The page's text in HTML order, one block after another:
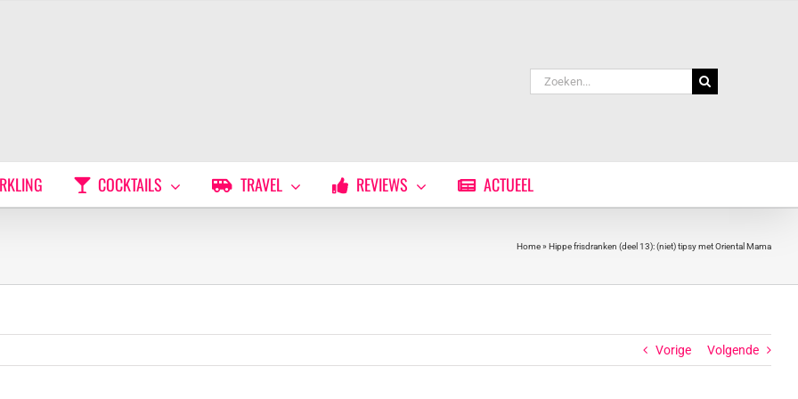
Zoeken
naar:
COCKTAILS TRAVEL REVIEWS ACTUEEL
Home» Hippe frisdranken (deel 13): (niet) tipsy met Oriental Mama
Vorige Volgende